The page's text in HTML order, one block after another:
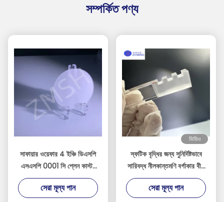
সম্পর্কিত পণ্য
সাফায়ার ওয়েফার 4 ইঞ্চি ডিএসপি
এসএসপি 0001 সি প্লেন কাস্টম
অক্ষ একক ক্রিস্টাল Al2O3
গ্রহণ
সেরা মূল্য পান
ভিডিও
স্ফটিক বৃদ্ধির জন্য সুনির্দিষ্টভাবে
সারিবদ্ধ নীলকান্তমণি বর্গাকার বীজ
স্ফটিক
সেরা মূল্য পান